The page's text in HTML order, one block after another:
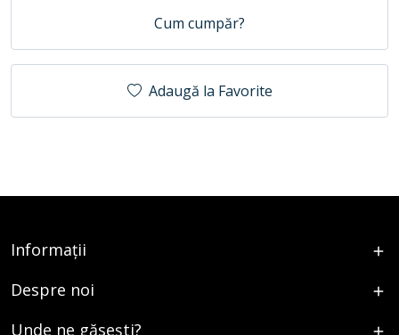
Cum cumpăr?
Adaugă la Favorite
Informații
Despre noi
Unde ne găsești?